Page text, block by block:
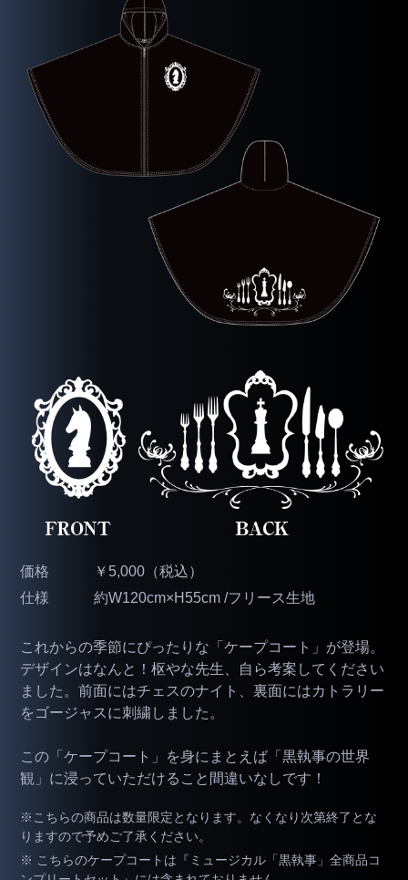
価格
￥5,000（税込）
仕様
約W120cm×H55cm /フリース生地
これからの季節にぴったりな「ケープコート」が登場。
デザインはなんと！枢やな先生、自ら考案してください
ました。前面にはチェスのナイト、裏面にはカトラリー
をゴージャスに刺繍しました。
この「ケープコート」を身にまとえば「黒執事の世界
観」に浸っていただけること間違いなしです！
※こちらの商品は数量限定となります。なくなり次第終了とな
りますので予めご了承ください。
※ こちらのケープコートは『ミュージカル「黒執事」全商品コ